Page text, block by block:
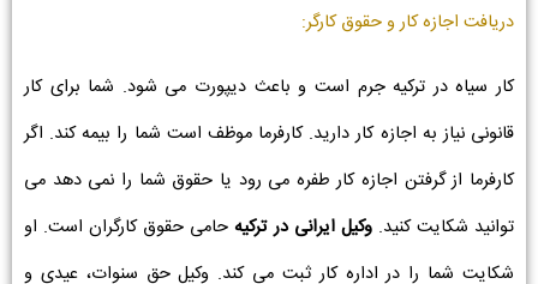
دریافت اجازه کار و حقوق کارگر:
کار سیاه در ترکیه جرم است و باعث دیپورت می شود. شما برای کار
قانونی نیاز به اجازه کار دارید. کارفرما موظف است شما را بیمه کند. اگر
کارفرما از گرفتن اجازه کار طفره می رود یا حقوق شما را نمی دهد می
توانید شکایت کنید.وکیل ایرانی در ترکیهحامی حقوق کارگران است. او
شکایت شما را در اداره کار ثبت می کند. وکیل حق سنوات، عیدی و